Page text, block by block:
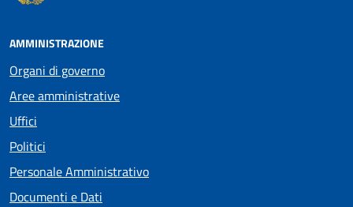
AMMINISTRAZIONE
Organi di governo
Aree amministrative
Uffici
Politici
Personale Amministrativo
Documenti e Dati